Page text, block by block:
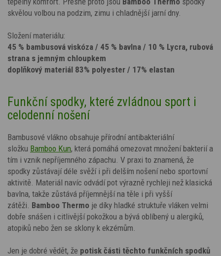
skvělou volbou na podzim, zimu i chladnější jarní dny.
Složení materiálu:
45 % bambusová viskóza / 45 % bavlna / 10 % Lycra, rubová
strana s jemným chloupkem
doplňkový materiál 83% polyester / 17% elastan
Funkční spodky, které zvládnou sport i
celodenní nošení
Bambusové vlákno obsahuje přírodní antibakteriální
složku Bamboo Kun, která pomáhá omezovat množení bakterií a
tím i vznik nepříjemného zápachu. V praxi to znamená, že
spodky zůstávají déle svěží i při delším nošení nebo sportovní
aktivitě. Materiál navíc odvádí pot výrazně rychleji než klasická
bavlna, takže zůstává příjemnější na těle i při vyšší
zátěži. Bamboo Thermo je díky hladké struktuře vláken velmi
dobře snášen i citlivější pokožkou a bývá oblíbený u alergiků,
atopiků nebo žen se sklony k ekzémům.
Jen je dobré vědět, že potisk části těchto funkčních spodků